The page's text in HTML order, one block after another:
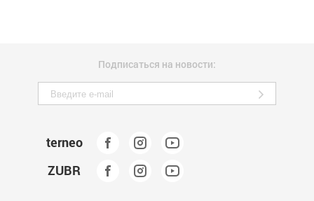
Подписаться на новости:
terneo
ZUBR